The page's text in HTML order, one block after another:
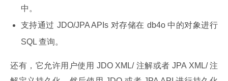
中。
支持通过 JDO/JPA APIs 对存储在 db4o 中的对象进行
SQL 查询。
还有，它允许用户使用 JDO XML/ 注解或者 JPA XML/ 注